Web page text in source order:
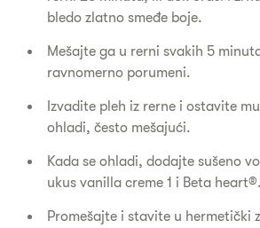
bledo zlatno smeđe boje.
Mešajte ga u rerni svakih 5
ravnomerno porumeni.
Izvadite pleh iz rerne i ostavite
ohladi, često mešajući.
Kada se ohladi, dodajte sušeno
ukus vanilla creme 1 i Beta heart®.
Promešajte i stavite u hermetički